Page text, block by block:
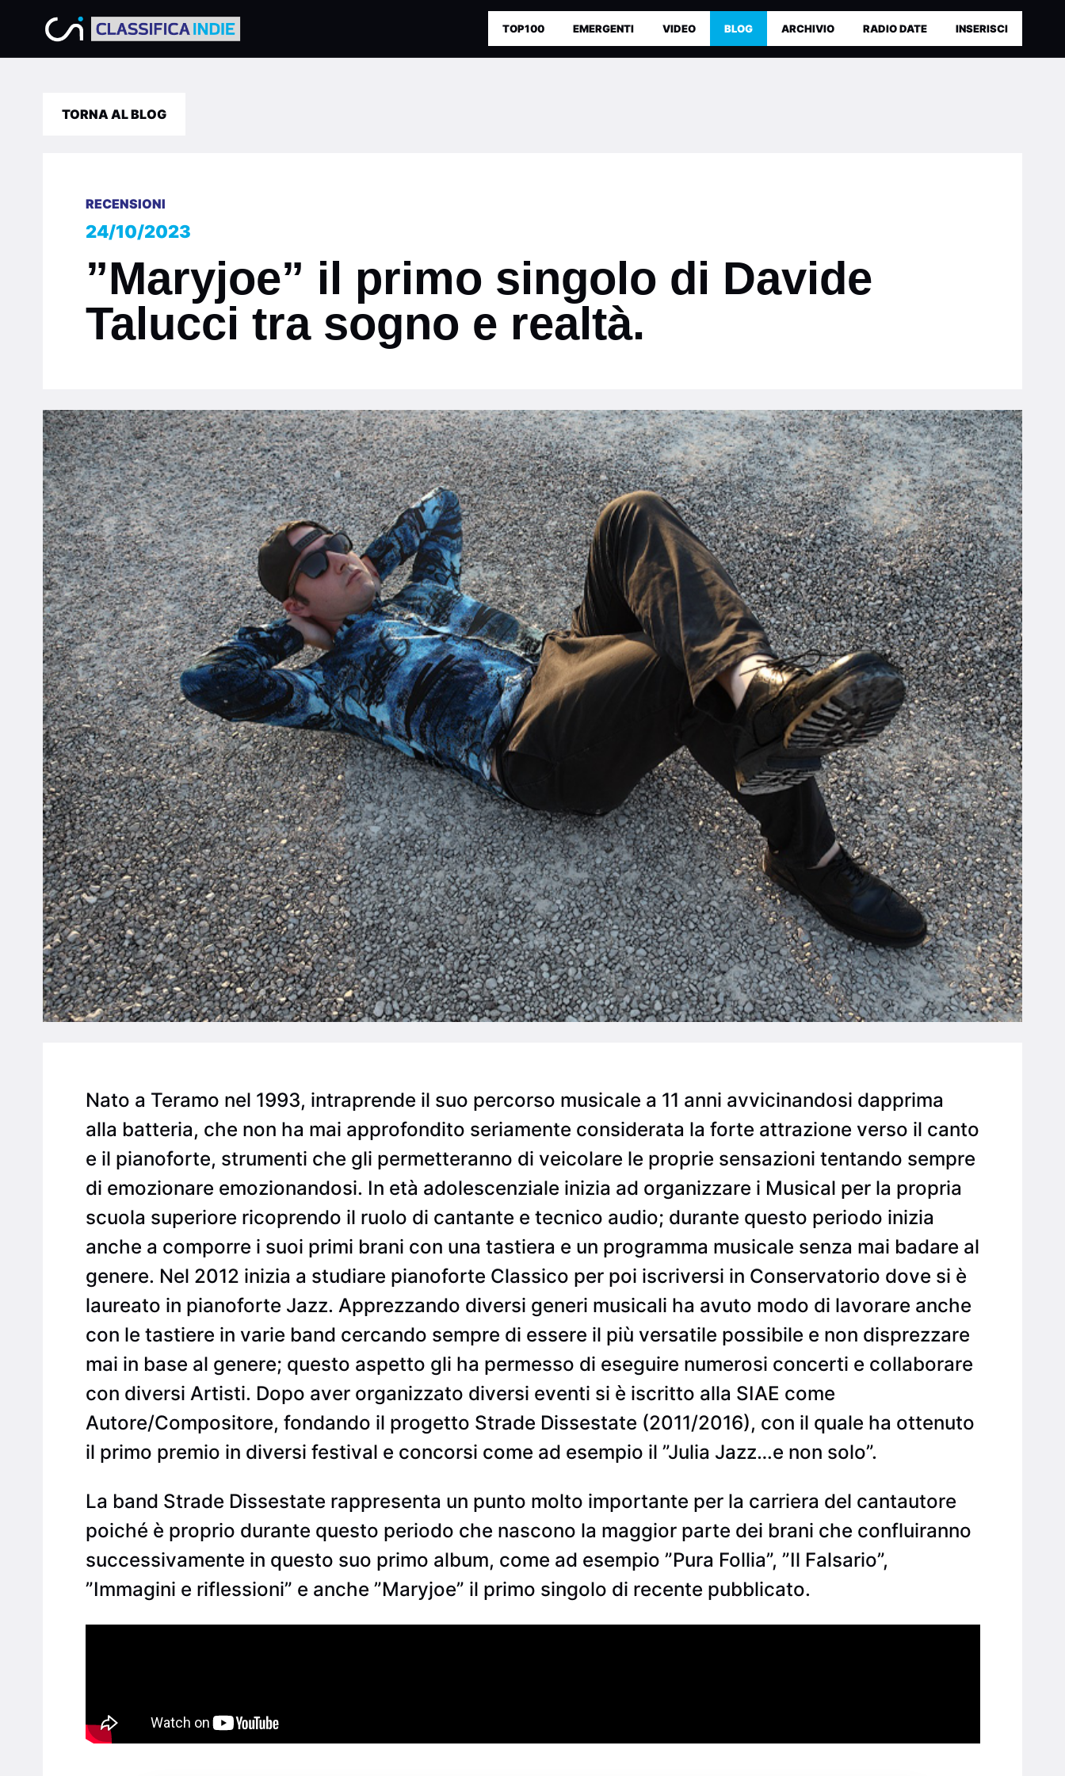
TOP100 EMERGENTI VIDEO BLOG ARCHIVIO RADIO DATE INSERISCI
TORNA AL BLOG
RECENSIONI
24/10/2023
”Maryjoe” il primo singolo di Davide
Talucci tra sogno e realtà.
Nato a Teramo nel 1993, intraprende il suo percorso musicale a 11 anni avvicinandosi dapprima
alla batteria, che non ha mai approfondito seriamente considerata la forte attrazione verso il canto
e il pianoforte, strumenti che gli permetteranno di veicolare le proprie sensazioni tentando sempre
di emozionare emozionandosi. In età adolescenziale inizia ad organizzare i Musical per la propria
scuola superiore ricoprendo il ruolo di cantante e tecnico audio; durante questo periodo inizia
anche a comporre i suoi primi brani con una tastiera e un programma musicale senza mai badare al
genere. Nel 2012 inizia a studiare pianoforte Classico per poi iscriversi in Conservatorio dove si è
laureato in pianoforte Jazz. Apprezzando diversi generi musicali ha avuto modo di lavorare anche
con le tastiere in varie band cercando sempre di essere il più versatile possibile e non disprezzare
mai in base al genere; questo aspetto gli ha permesso di eseguire numerosi concerti e collaborare
con diversi Artisti. Dopo aver organizzato diversi eventi si è iscritto alla SIAE come
Autore/Compositore, fondando il progetto Strade Dissestate (2011/2016), con il quale ha ottenuto
il primo premio in diversi festival e concorsi come ad esempio il ”Julia Jazz…e non solo”.
La band Strade Dissestate rappresenta un punto molto importante per la carriera del cantautore
poiché è proprio durante questo periodo che nascono la maggior parte dei brani che confluiranno
successivamente in questo suo primo album, come ad esempio ”Pura Follia”, ”Il Falsario”,
”Immagini e riflessioni” e anche ”Maryjoe” il primo singolo di recente pubblicato.